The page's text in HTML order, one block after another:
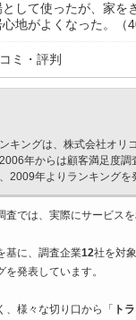
して使ったが、家を
地がよくなった。（
ミ・評判
キングは、株式会社オリ
年からは顧客満足度調
2009年よりランキングを
査では、実際にサービス
基に、調査企業12社を対
を発表しています。
、様々な切り口から「 ト